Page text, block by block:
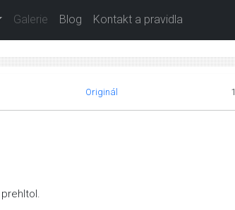
Galerie Blog Kontakt a pravidla
Originál